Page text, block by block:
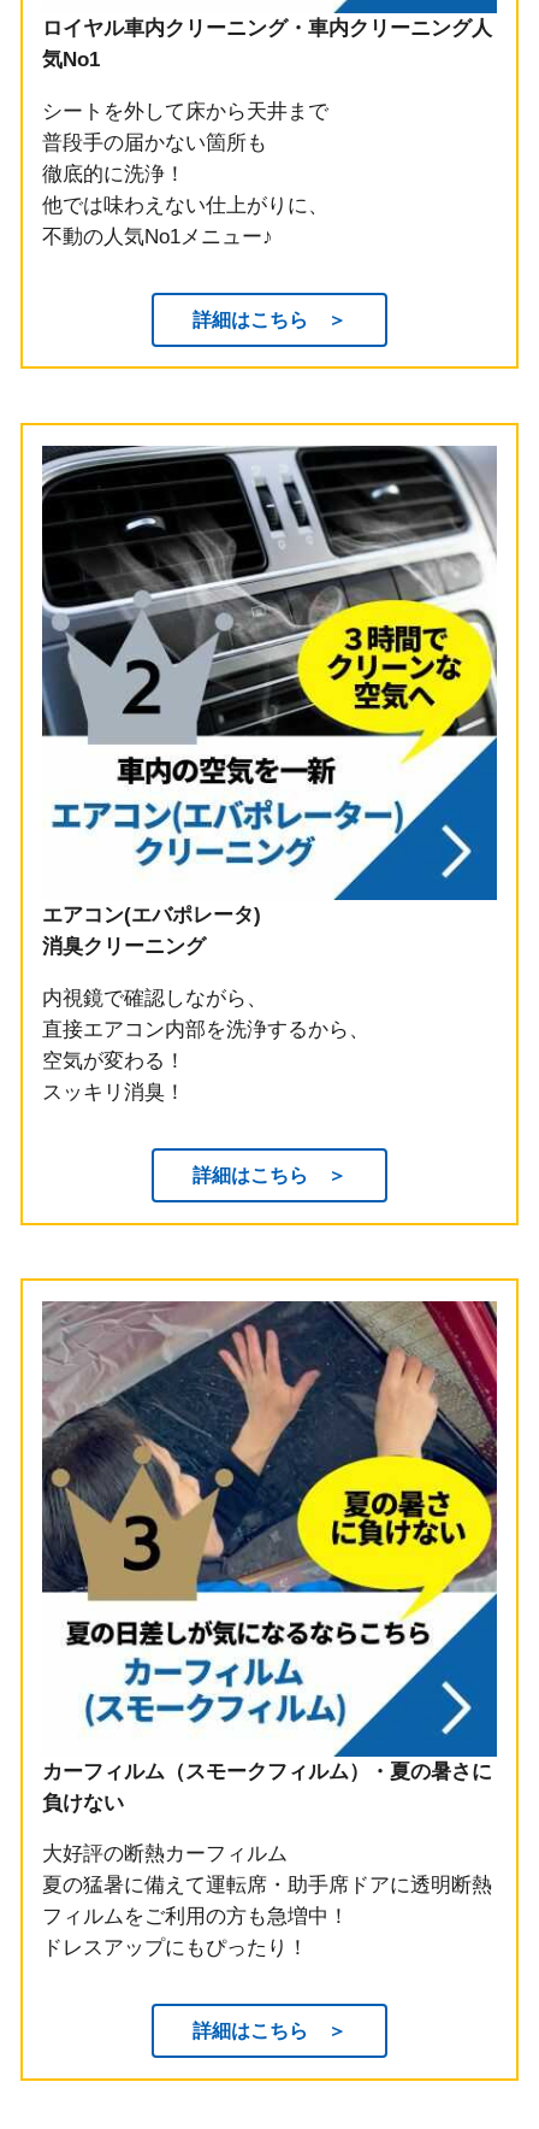
ロイヤル車内クリーニング・車内クリーニング人
気No1
シートを外して床から天井まで
普段手の届かない箇所も
徹底的に洗浄！
他では味わえない仕上がりに、
不動の人気No1メニュー♪
詳細はこちら ＞
エアコン(エバポレータ)
消臭クリーニング
内視鏡で確認しながら、
直接エアコン内部を洗浄するから、
空気が変わる！
スッキリ消臭！
詳細はこちら ＞
カーフィルム（スモークフィルム）・夏の暑さに
負けない
大好評の断熱カーフィルム
夏の猛暑に備えて運転席・助手席ドアに透明断熱
フィルムをご利用の方も急増中！
ドレスアップにもぴったり！
詳細はこちら ＞